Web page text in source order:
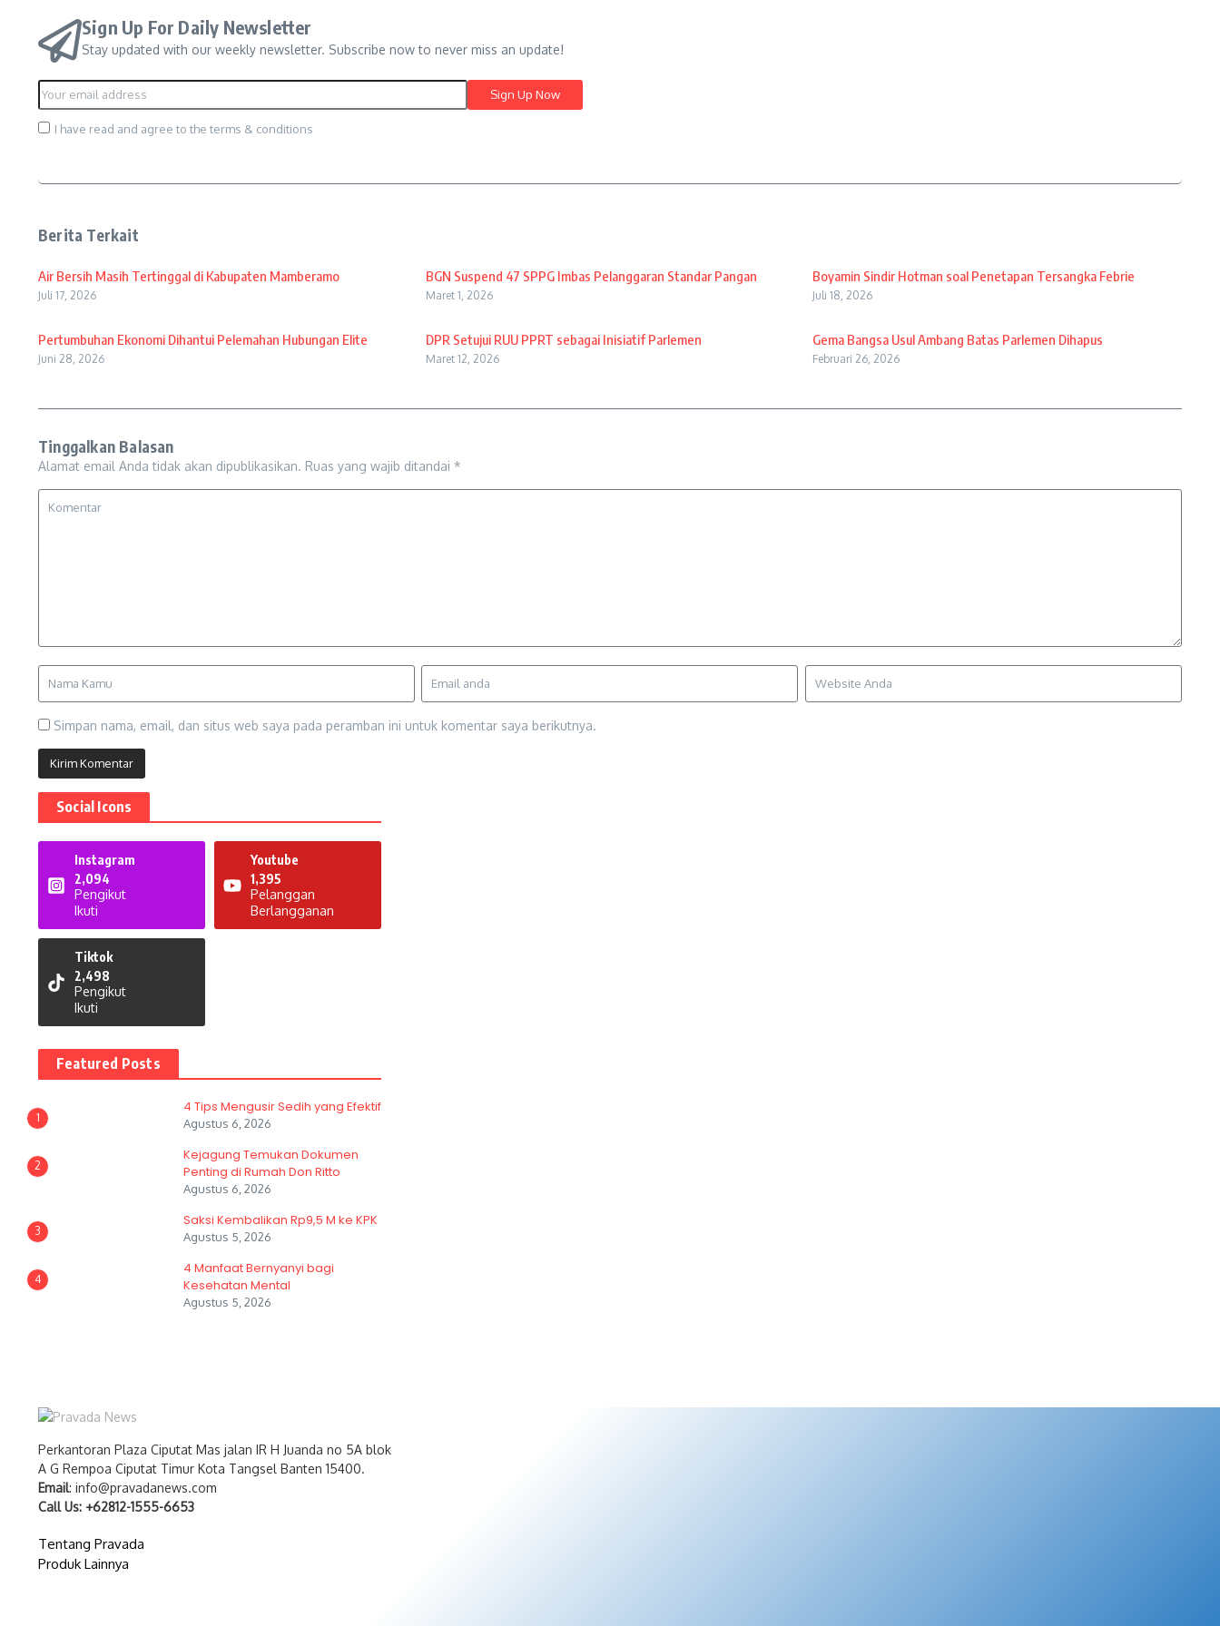
Sign Up For Daily Newsletter
Stay updated with our weekly newsletter. Subscribe now to never miss an update!
I have read and agree to the terms & conditions
Berita Terkait
Air Bersih Masih Tertinggal di Kabupaten Mamberamo
Juli 17, 2026
BGN Suspend 47 SPPG Imbas Pelanggaran Standar Pangan
Maret 1, 2026
Boyamin Sindir Hotman soal Penetapan Tersangka Febrie
Juli 18, 2026
Pertumbuhan Ekonomi Dihantui Pelemahan Hubungan Elite
Juni 28, 2026
DPR Setujui RUU PPRT sebagai Inisiatif Parlemen
Maret 12, 2026
Gema Bangsa Usul Ambang Batas Parlemen Dihapus
Februari 26, 2026
Tinggalkan Balasan
Alamat email Anda tidak akan dipublikasikan. Ruas yang wajib ditandai *
Simpan nama, email, dan situs web saya pada peramban ini untuk komentar saya berikutnya.
Social Icons
Instagram
2,094
Pengikut
Ikuti
Youtube
1,395
Pelanggan
Berlangganan
Tiktok
2,498
Pengikut
Ikuti
Featured Posts
1
4 Tips Mengusir Sedih yang Efektif
Agustus 6, 2026
2
Kejagung Temukan Dokumen
Penting di Rumah Don Ritto
Agustus 6, 2026
3
Saksi Kembalikan Rp9,5 M ke KPK
Agustus 5, 2026
4
4 Manfaat Bernyanyi bagi
Kesehatan Mental
Agustus 5, 2026
Perkantoran Plaza Ciputat Mas jalan IR H Juanda no 5A blok
A G Rempoa Ciputat Timur Kota Tangsel Banten 15400.
Email: info@pravadanews.com
Call Us: +62812-1555-6653
Tentang Pravada
Produk Lainnya